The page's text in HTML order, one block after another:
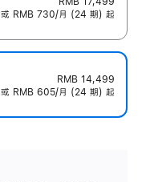
或 RMB 730/月 (24 期) 起
RMB 14,499
或 RMB 605/月 (24 期) 起